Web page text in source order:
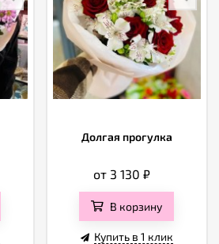
Долгая прогулка
от 3 130₽
В корзину
Купить в 1 клик